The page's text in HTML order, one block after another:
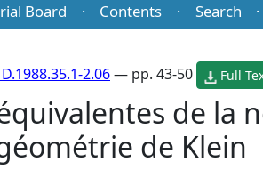
Board · Contents · Search ·
2.06— pp. 43-50 Full
de la
de Klein